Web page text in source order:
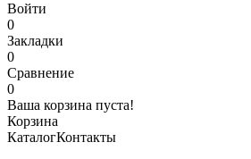
Войти
0
Закладки
0
Сравнение
0
Ваша корзина пуста!
Корзина
КаталогКонтакты